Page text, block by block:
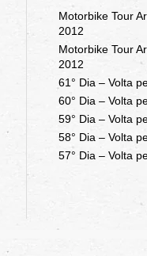
Motorbike Tour
2012
Motorbike Tour
2012
61° Dia – Volta
60° Dia – Volta
59° Dia – Volta
58° Dia – Volta
57° Dia – Volta